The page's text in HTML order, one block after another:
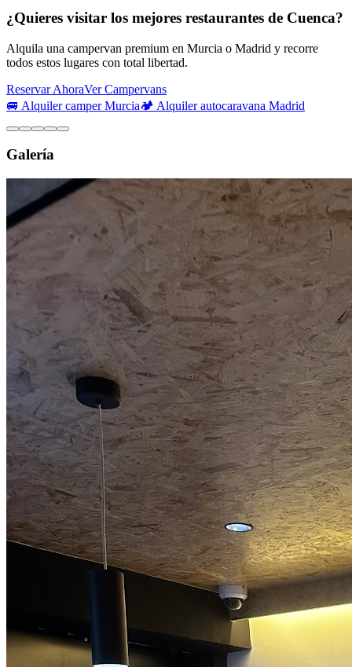
¿Quieres visitar los mejores restaurantes de Cuenca?
Alquila una campervan premium en Murcia o Madrid y recorre
todos estos lugares con total libertad.
Reservar AhoraVer Campervans
🚐 Alquiler camper Murcia🏕️ Alquiler autocaravana Madrid
Galería